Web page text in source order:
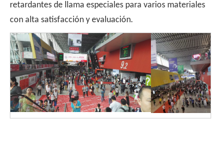
retardantes de llama especiales para varios materiales
con alta satisfacción y evaluación.